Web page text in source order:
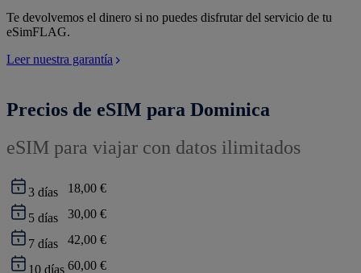
Te devolvemos el dinero si no puedes disfrutar del servicio de tu
eSimFLAG.
Leer nuestra garantía
Precios de eSIM para Dominica
eSIM para viajar con datos ilimitados
3 días 18,00 €
5 días 30,00 €
7 días 42,00 €
10 días 60,00 €